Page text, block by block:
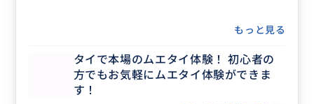
もっと見る
タイで本場のムエタイ体験！ 初心者の
方でもお気軽にムエタイ体験ができま
す！